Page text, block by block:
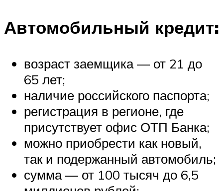
Автомобильный кредит:
возраст заемщика — от 21 до
65 лет;
наличие российского паспорта;
регистрация в регионе, где
присутствует офис ОТП Банка;
можно приобрести как новый,
так и подержанный автомобиль;
сумма — от 100 тысяч до 6,5